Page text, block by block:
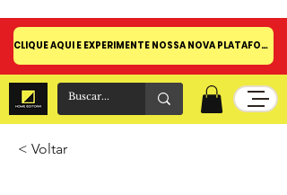
CLIQUE AQUI E EXPERIMENTE NOSSA NOVA PLATAFORMA!
< Voltar